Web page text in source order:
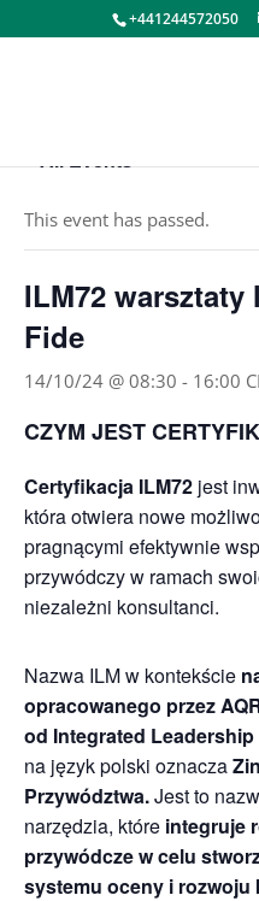
+441244572050
« All Events
This event has passed.
ILM72
Fide
14/10/24 @ 08:30 - 16:00
CZYM JEST
Certyfikacja ILM72 jest
która otwiera nowe
pragnącymi efektywnie
przywódczy w ramach
niezależni konsultanci.
Nazwa ILM w kontekście
opracowanego przez
od Integrated Leadership
na język polski oznacza
Przywództwa.Jest to
narzędzia, które integruje
przywódcze w celu
systemu oceny i rozwoju